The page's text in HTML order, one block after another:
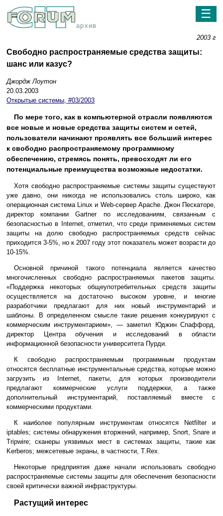
архив
☰
2003 г
Свободно распространяемые средства защиты:
шанс или казус?
Джордж Лоутон
20.03.2003
Открытые системы, #03/2003
По мере того, как в компьютерной отрасли появляются
все новые и новые средства защиты систем и сетей,
пользователи начинают проявлять все больший интерес
к свободно распространяемому программному
обеспечению, стремясь понять, превосходят ли его
потенциальные преимущества возможные недостатки.
Хотя свободно распространяемые системы защиты существуют
уже давно, они никогда не использовались столь широко, как
операционная система Linux и Web-сервер Apache. Джон Пескаторе,
директор компании Gartner по исследованиям, связанным с
безопасностью в Internet, отметил, что среди применяемых систем
защиты на долю свободно распространяемых средств сейчас
приходится 3-5%, но к 2007 году этот показатель может возрасти до
10-15%.
Основной причиной такого потенциала является качество
многочисленных свободно распространяемых пакетов защиты.
«Поддержка некоторых общеупотребительных средств защиты
осуществляется на достаточно высоком уровне, и многие
разработчики предлагают для них новый инструментарий и
шаблоны. В определенном смысле такие решения конкурируют с
коммерческим инструментарием», — заметил Юджин Спаффорд,
директор Центра обучения и исследований в области
информационной безопасности университета Пурди.
К свободно распространяемым программным продуктам
относятся бесплатные инструментальные средства, которые можно
загрузить из Internet, пакеты, для которых производители
предлагают коммерческие услуги поддержки, а также
дополнительный инструментарий, поставляемый вместе с
коммерческими продуктами.
К наиболее популярным инструментам относятся Netfilter и
iptables; системы обнаружения вторжений, например, Snort, Snare и
Tripwire; сканеры уязвимых мест в системах защиты, такие как
Kerberos; межсетевые экраны, в частности, T.Rex.
Некоторые предприятия даже начали использовать свободно
распространяемые системы защиты для обеспечения безопасности
своей критически важной инфраструктуры.
Растущий интерес